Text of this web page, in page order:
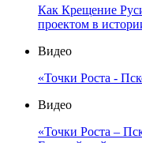
Как Крещение
проектом в
Видео
«Точки Роста -
Видео
«Точки Роста –